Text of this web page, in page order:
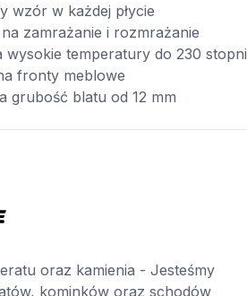
wzór w każdej płycie
zamrażanie i rozmrażanie
wysokie temperatury do 230 stopni
fronty meblowe
grubość blatu od 12 mm
oraz kamienia - Jesteśmy
kominków oraz schodów